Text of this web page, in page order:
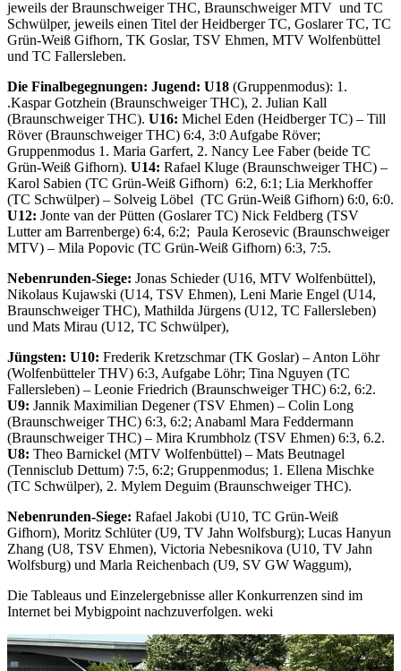
jeweils der Braunschweiger THC, Braunschweiger MTV und TC
Schwülper, jeweils einen Titel der Heidberger TC, Goslarer TC, TC
Grün-Weiß Gifhorn, TK Goslar, TSV Ehmen, MTV Wolfenbüttel
und TC Fallersleben.
Die Finalbegegnungen: Jugend: U18 (Gruppenmodus): 1.
.Kaspar Gotzhein (Braunschweiger THC), 2. Julian Kall
(Braunschweiger THC). U16: Michel Eden (Heidberger TC) – Till
Röver (Braunschweiger THC) 6:4, 3:0 Aufgabe Röver;
Gruppenmodus 1. Maria Garfert, 2. Nancy Lee Faber (beide TC
Grün-Weiß Gifhorn). U14: Rafael Kluge (Braunschweiger THC) –
Karol Sabien (TC Grün-Weiß Gifhorn) 6:2, 6:1; Lia Merkhoffer
(TC Schwülper) – Solveig Löbel (TC Grün-Weiß Gifhorn) 6:0, 6:0.
U12: Jonte van der Pütten (Goslarer TC) Nick Feldberg (TSV
Lutter am Barrenberge) 6:4, 6:2; Paula Kerosevic (Braunschweiger
MTV) – Mila Popovic (TC Grün-Weiß Gifhorn) 6:3, 7:5.
Nebenrunden-Siege: Jonas Schieder (U16, MTV Wolfenbüttel),
Nikolaus Kujawski (U14, TSV Ehmen), Leni Marie Engel (U14,
Braunschweiger THC), Mathilda Jürgens (U12, TC Fallersleben)
und Mats Mirau (U12, TC Schwülper),
Jüngsten: U10: Frederik Kretzschmar (TK Goslar) – Anton Löhr
(Wolfenbütteler THV) 6:3, Aufgabe Löhr; Tina Nguyen (TC
Fallersleben) – Leonie Friedrich (Braunschweiger THC) 6:2, 6:2.
U9: Jannik Maximilian Degener (TSV Ehmen) – Colin Long
(Braunschweiger THC) 6:3, 6:2; Anabaml Mara Feddermann
(Braunschweiger THC) – Mira Krumbholz (TSV Ehmen) 6:3, 6.2.
U8: Theo Barnickel (MTV Wolfenbüttel) – Mats Beutnagel
(Tennisclub Dettum) 7:5, 6:2; Gruppenmodus; 1. Ellena Mischke
(TC Schwülper), 2. Mylem Deguim (Braunschweiger THC).
Nebenrunden-Siege: Rafael Jakobi (U10, TC Grün-Weiß
Gifhorn), Moritz Schlüter (U9, TV Jahn Wolfsburg); Lucas Hanyun
Zhang (U8, TSV Ehmen), Victoria Nebesnikova (U10, TV Jahn
Wolfsburg) und Marla Reichenbach (U9, SV GW Waggum),
Die Tableaus und Einzelergebnisse aller Konkurrenzen sind im
Internet bei Mybigpoint nachzuverfolgen. weki